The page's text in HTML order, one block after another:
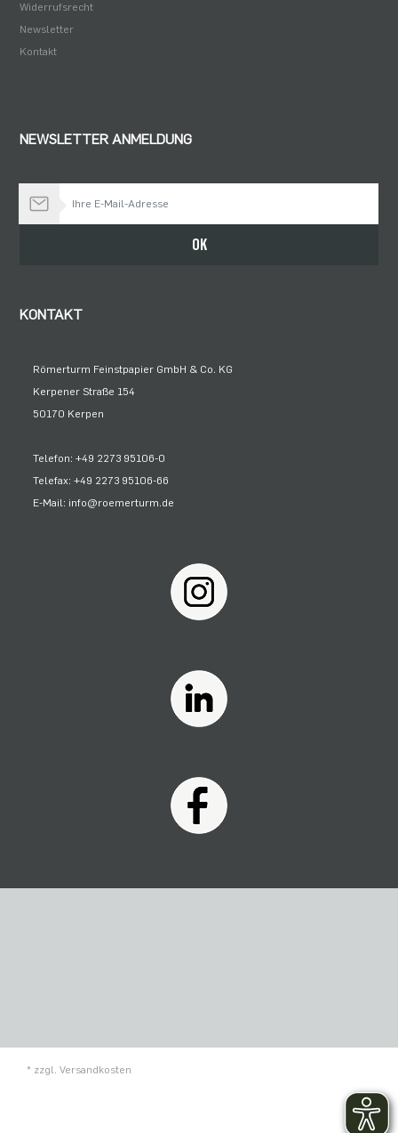
Widerrufsrecht
Newsletter
Kontakt
NEWSLETTER ANMELDUNG
OK
KONTAKT
Römerturm Feinstpapier GmbH & Co. KG
Kerpener Straße 154
50170 Kerpen
Telefon: +49 2273 95106-0
Telefax: +49 2273 95106-66
E-Mail: info@roemerturm.de
* zzgl. Versandkosten